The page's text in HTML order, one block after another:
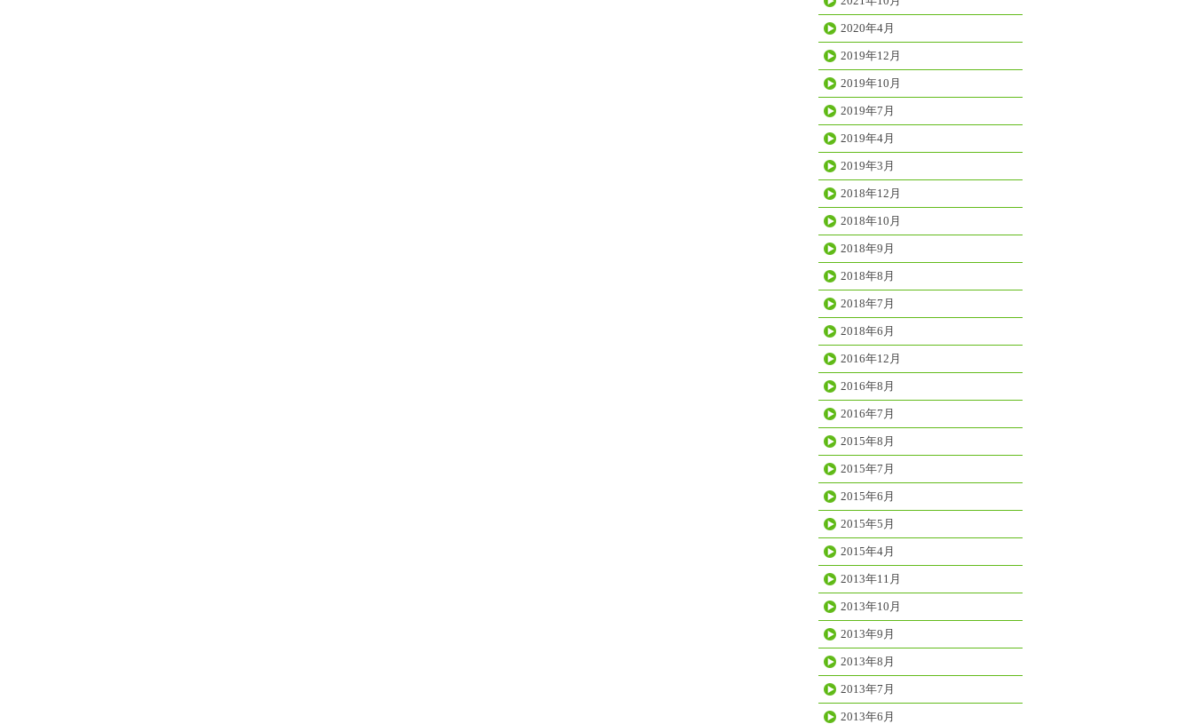
2020年4月
2019年12月
2019年10月
2019年7月
2019年4月
2019年3月
2018年12月
2018年10月
2018年9月
2018年8月
2018年7月
2018年6月
2016年12月
2016年8月
2016年7月
2015年8月
2015年7月
2015年6月
2015年5月
2015年4月
2013年11月
2013年10月
2013年9月
2013年8月
2013年7月
2013年6月